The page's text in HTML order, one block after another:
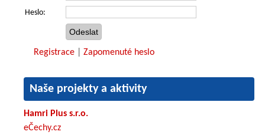
Heslo:
Registrace Zapomenuté heslo
Naše projekty a aktivity
Hamri Plus s.r.o.
eČechy.cz